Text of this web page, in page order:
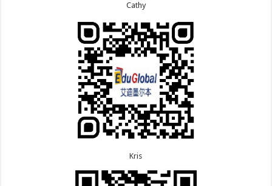
8.5恭喜江苏的杨女士190技术移民签证顺利下签！
8.3恭喜黑龙江的刘女士864父母签证顺利下签！
8.3恭喜天津的陈同学和妈妈590+500学生签证顺利
7.13恭喜广东的邓同学500学生签证顺利下签！
7.9恭喜广东的喻同学500学生签证顺利下签！
7.8恭喜黑龙江的刘女士600旅游签证顺利下签，三年
7.7恭喜北京的王先生和孩子600旅游签证顺利下签，
Cathy
Kris